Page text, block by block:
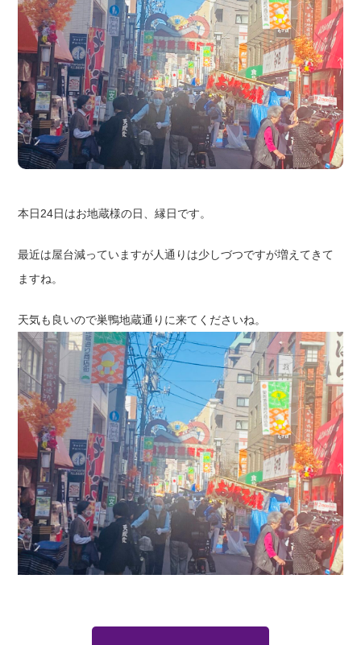
本日24日はお地蔵様の日、縁日です。
最近は屋台減っていますが人通りは少しづつですが増えてきて
ますね。
天気も良いので巣鴨地蔵通りに来てくださいね。